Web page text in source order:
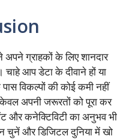
अपने ग्राहकों के लिए शानदार
आप डेटा के दीवाने हों या
विकल्पों की कोई कमी नहीं
अपनी जरूरतों को पूरा कर
और कनेक्टिविटी का अनुभव भी
चुनें और डिजिटल दुनिया में खो